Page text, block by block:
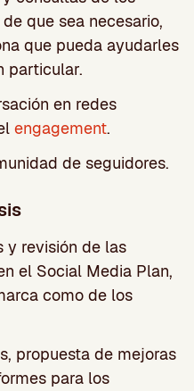
que sea necesario,
que pueda ayudarles
particular.
en redes
engagement.
de seguidores.
y revisión de las
el Social Media Plan,
como de los
propuesta de mejoras
para los